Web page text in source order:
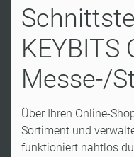
KEYBITS
Messe-/
Über Ihren Online-
Sortiment und
funktioniert nahtlos